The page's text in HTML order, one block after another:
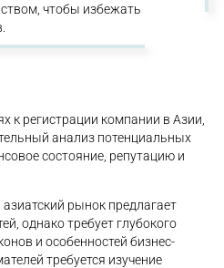
чтобы избежать
к регистрации компании в Азии,
анализ потенциальных
состояние, репутацию и
рынок предлагает
однако требует глубокого
и особенностей бизнес-
требуется изучение